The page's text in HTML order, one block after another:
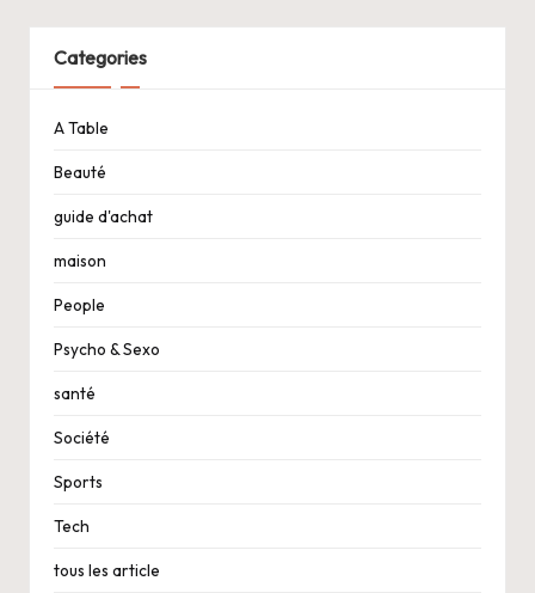
Categories
A Table
Beauté
guide d'achat
maison
People
Psycho & Sexo
santé
Société
Sports
Tech
tous les article